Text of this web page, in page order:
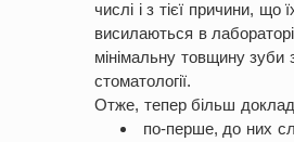
числі і з тієї причини, що
висилаються в
мінімальну товщину зуби
стоматології.
Отже, тепер більш
по-перше, до них